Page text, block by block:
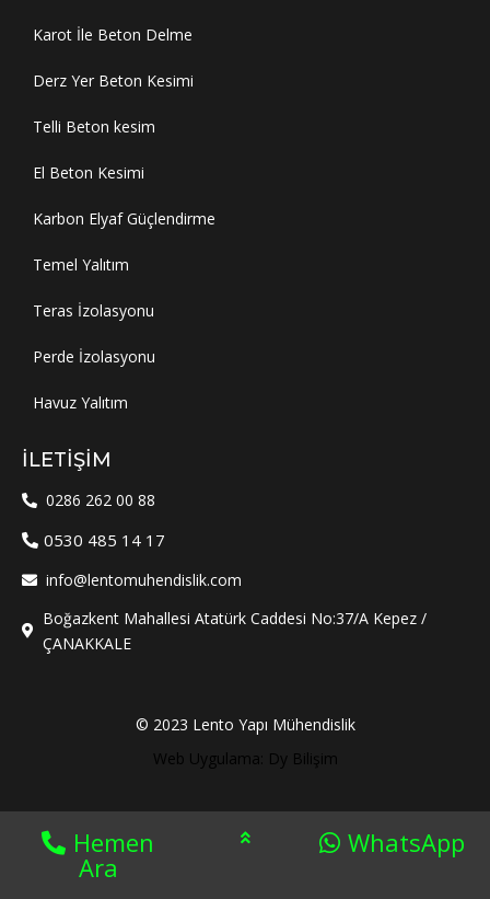
Karot İle Beton Delme
Derz Yer Beton Kesimi
Telli Beton kesim
El Beton Kesimi
Karbon Elyaf Güçlendirme
Temel Yalıtım
Teras İzolasyonu
Perde İzolasyonu
Havuz Yalıtım
İLETIŞIM
0286 262 00 88
0530 485 14 17
info@lentomuhendislik.com
Boğazkent Mahallesi Atatürk Caddesi No:37/A Kepez /
ÇANAKKALE
© 2023 Lento Yapı Mühendislik
Web Uygulama: Dy Bilişim
Hemen
Ara
WhatsApp